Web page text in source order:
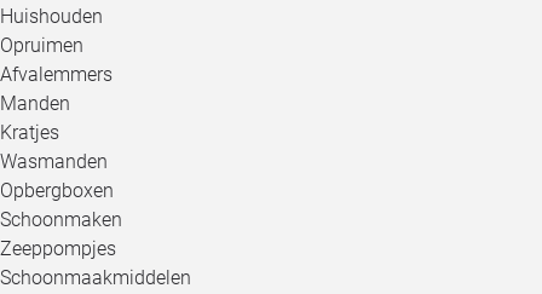
Huishouden
Opruimen
Afvalemmers
Manden
Kratjes
Wasmanden
Opbergboxen
Schoonmaken
Zeeppompjes
Schoonmaakmiddelen